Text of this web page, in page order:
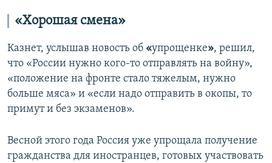
«Хорошая смена»
Казнет, услышав новость об «упрощенке», решил,
что «России нужно кого-то отправлять на войну»,
«положение на фронте стало тяжелым, нужно
больше мяса» и «если надо отправить в окопы, то
примут и без экзаменов».
Весной этого года Россия уже упрощала получение
гражданства для иностранцев, готовых участвовать